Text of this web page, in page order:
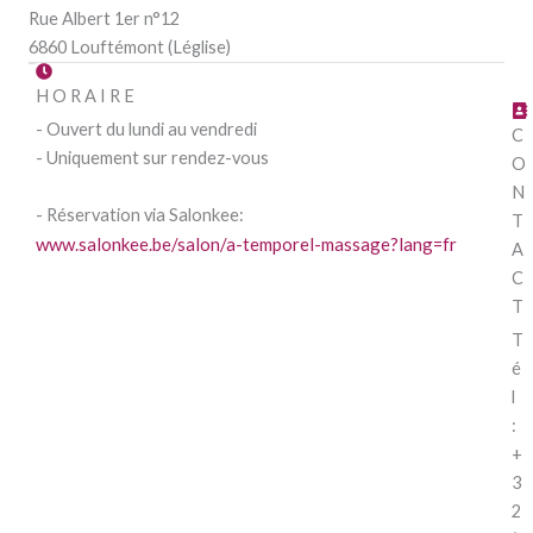
Rue Albert 1er n°12
6860 Louftémont (Léglise)
HORAIRE
- Ouvert du lundi au vendredi
- Uniquement sur rendez-vous
- Réservation via Salonkee:
www.salonkee.be/salon/a-temporel-massage?lang=fr
C
O
N
T
A
C
T
T
é
l
:
+
3
2